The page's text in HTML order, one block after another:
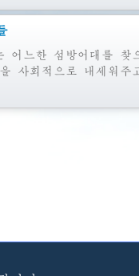
어느한 섬방어대를 찾
사회적으로 내세워주